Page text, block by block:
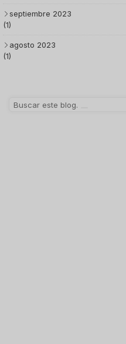
septiembre 2023
(1)
agosto 2023
(1)